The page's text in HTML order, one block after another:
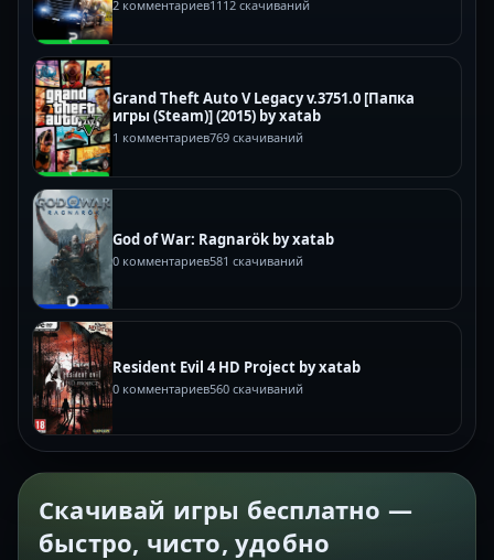
2 комментариев1112 скачиваний
Grand Theft Auto V Legacy v.3751.0 [Папка
игры (Steam)] (2015) by xatab
1 комментариев769 скачиваний
God of War: Ragnarök by xatab
0 комментариев581 скачиваний
Resident Evil 4 HD Project by xatab
0 комментариев560 скачиваний
Скачивай игры бесплатно —
быстро, чисто, удобно